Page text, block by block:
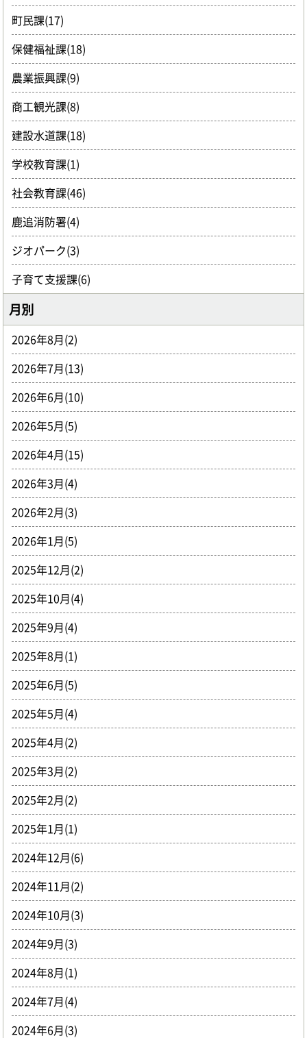
町民課(17)
保健福祉課(18)
農業振興課(9)
商工観光課(8)
建設水道課(18)
学校教育課(1)
社会教育課(46)
鹿追消防署(4)
ジオパーク(3)
子育て支援課(6)
月別
2026年8月(2)
2026年7月(13)
2026年6月(10)
2026年5月(5)
2026年4月(15)
2026年3月(4)
2026年2月(3)
2026年1月(5)
2025年12月(2)
2025年10月(4)
2025年9月(4)
2025年8月(1)
2025年6月(5)
2025年5月(4)
2025年4月(2)
2025年3月(2)
2025年2月(2)
2025年1月(1)
2024年12月(6)
2024年11月(2)
2024年10月(3)
2024年9月(3)
2024年8月(1)
2024年7月(4)
2024年6月(3)